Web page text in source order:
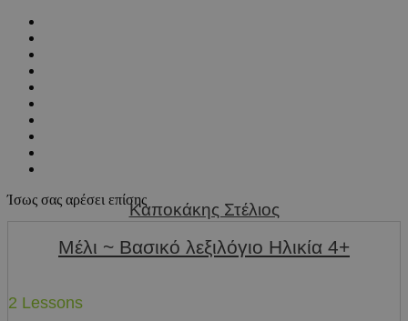
Ίσως σας αρέσει επίσης
Καποκάκης Στέλιος
Μέλι ~ Βασικό λεξιλόγιο Ηλικία 4+
2 Lessons